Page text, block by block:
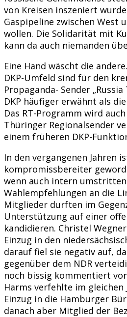
von Kreisen inszeniert
Gaspipeline zwischen West
wollen. Die Solidarität mit
kann da auch niemanden
Eine Hand wäscht die
DKP-Umfeld sind für den
Propaganda- Sender
DKP häufiger erwähnt als
Das RT-Programm wird
Thüringer Regionalsender
einem früheren DKP-
In den vergangenen Jahren
kompromissbereiter
wenn auch intern
Wahlempfehlungen an die
Mitglieder durften im
Unterstützung auf einer
kandidieren. Christel
Einzug in den
darauf fiel sie negativ auf,
gegenüber dem NDR
noch bissig kommentiert
Harms verfehlte im gleichen
Einzug in die Hamburger
danach aber Mitglied der